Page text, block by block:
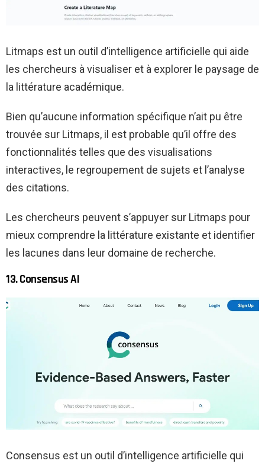
Litmaps est un outil d’intelligence artificielle qui aide
les chercheurs à visualiser et à explorer le paysage de
la littérature académique.
Bien qu’aucune information spécifique n’ait pu être
trouvée sur Litmaps, il est probable qu’il offre des
fonctionnalités telles que des visualisations
interactives, le regroupement de sujets et l’analyse
des citations.
Les chercheurs peuvent s’appuyer sur Litmaps pour
mieux comprendre la littérature existante et identifier
les lacunes dans leur domaine de recherche.
13. Consensus AI
Consensus est un outil d’intelligence artificielle qui